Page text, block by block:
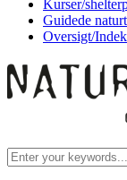
Kurser/
Guidede
Oversigt/
Search
for: